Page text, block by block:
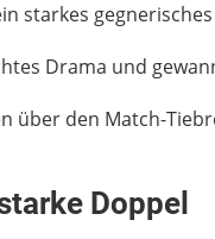
starkes
Drama und
über den Match-
Doppel